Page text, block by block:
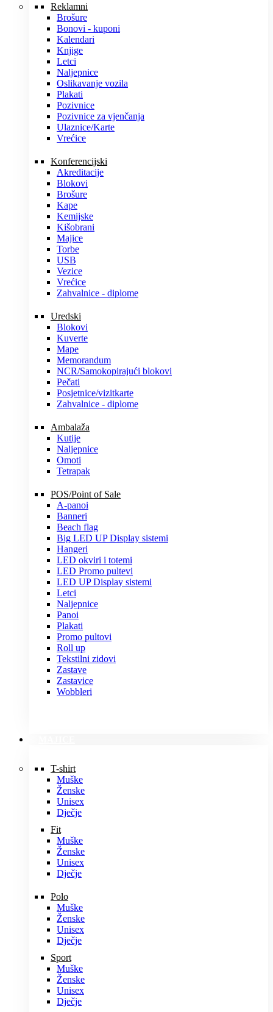
Reklamni
Brošure
Bonovi - kuponi
Kalendari
Knjige
Letci
Naljepnice
Oslikavanje vozila
Plakati
Pozivnice
Pozivnice za vjenčanja
Ulaznice/Karte
Vrećice
Konferencijski
Akreditacije
Blokovi
Brošure
Kape
Kemijske
Kišobrani
Majice
Torbe
USB
Vezice
Vrećice
Zahvalnice - diplome
Uredski
Blokovi
Kuverte
Mape
Memorandum
NCR/Samokopirajući blokovi
Pečati
Posjetnice/vizitkarte
Zahvalnice - diplome
Ambalaža
Kutije
Naljepnice
Omoti
Tetrapak
POS/Point of Sale
A-panoi
Banneri
Beach flag
Big LED UP Display sistemi
Hangeri
LED okviri i totemi
LED Promo pultevi
LED UP Display sistemi
Letci
Naljepnice
Panoi
Plakati
Promo pultovi
Roll up
Tekstilni zidovi
Zastave
Zastavice
Wobbleri
T-shirt
Muške
Ženske
Unisex
Dječje
Fit
Muške
Ženske
Unisex
Dječje
Polo
Muške
Ženske
Unisex
Dječje
Sport
Muške
Ženske
Unisex
Dječje